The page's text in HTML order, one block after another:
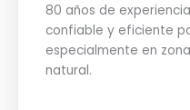
80 años de
confiable y eficiente
especialmente en
natural.